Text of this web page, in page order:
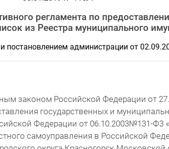
регламента по
из Реестра муниципального
постановлением администрации от
законом Российской Федерации от
государственных и
Федерации от 06.10.2003№131-Ф3
самоуправления в Российской